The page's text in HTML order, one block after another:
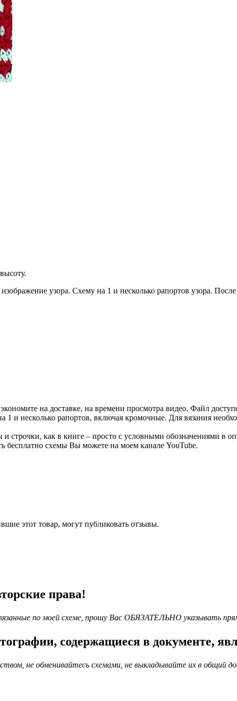
узора. Схему на 1 и несколько рапортов узора.
на доставке, на времени просмотра видео. Файл
1 и несколько рапортов, включая кромочные. Для вязания
строчки, как в книге – просто с условными обозначениями в
бесплатно схемы Вы можете на моем канале YouTube.
этот товар, могут публиковать отзывы.
права!
по моей схеме, прошу Вас ОБЯЗАТЕЛЬНО указывать
содержащиеся в документе,
не обменивайтесь схемами, не выкладывайте их в общий